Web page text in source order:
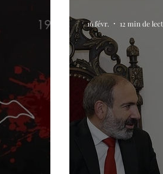
16 févr. 12 min de